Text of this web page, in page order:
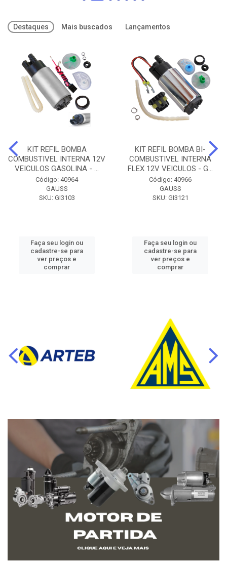
Destaques Mais buscados Lançamentos
KIT REFIL BOMBA
COMBUSTIVEL INTERNA 12V
VEICULOS GASOLINA - ...
Código: 40964
GAUSS
SKU: GI3103
Faça seu login ou
cadastre-se para
ver preços e
comprar
KIT REFIL BOMBA BI-
COMBUSTIVEL INTERNA
FLEX 12V VEICULOS - G...
Código: 40966
GAUSS
SKU: GI3121
Faça seu login ou
cadastre-se para
ver preços e
comprar